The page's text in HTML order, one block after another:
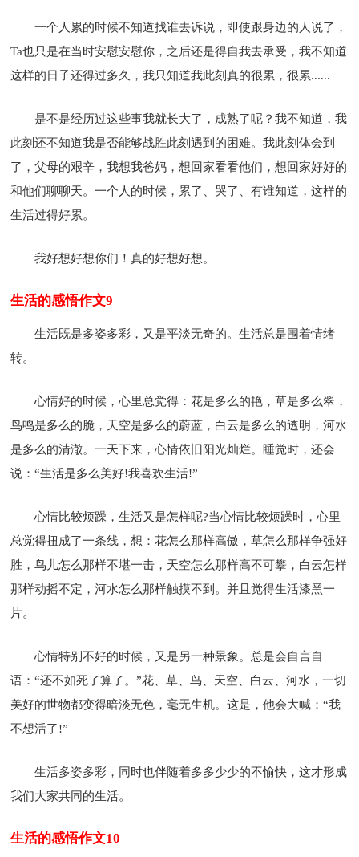
一个人累的时候不知道找谁去诉说，即使跟身边的人说了，
Ta也只是在当时安慰安慰你，之后还是得自我去承受，我不知道
这样的日子还得过多久，我只知道我此刻真的很累，很累......
是不是经历过这些事我就长大了，成熟了呢？我不知道，我
此刻还不知道我是否能够战胜此刻遇到的困难。我此刻体会到
了，父母的艰辛，我想我爸妈，想回家看看他们，想回家好好的
和他们聊聊天。一个人的时候，累了、哭了、有谁知道，这样的
生活过得好累。
我好想好想你们！真的好想好想。
生活的感悟作文9
生活既是多姿多彩，又是平淡无奇的。生活总是围着情绪
转。
心情好的时候，心里总觉得：花是多么的艳，草是多么翠，
鸟鸣是多么的脆，天空是多么的蔚蓝，白云是多么的透明，河水
是多么的清澈。一天下来，心情依旧阳光灿烂。睡觉时，还会
说：“生活是多么美好!我喜欢生活!”
心情比较烦躁，生活又是怎样呢?当心情比较烦躁时，心里
总觉得扭成了一条线，想：花怎么那样高傲，草怎么那样争强好
胜，鸟儿怎么那样不堪一击，天空怎么那样高不可攀，白云怎样
那样动摇不定，河水怎么那样触摸不到。并且觉得生活漆黑一
片。
心情特别不好的时候，又是另一种景象。总是会自言自
语：“还不如死了算了。”花、草、鸟、天空、白云、河水，一切
美好的世物都变得暗淡无色，毫无生机。这是，他会大喊：“我
不想活了!”
生活多姿多彩，同时也伴随着多多少少的不愉快，这才形成
我们大家共同的生活。
生活的感悟作文10